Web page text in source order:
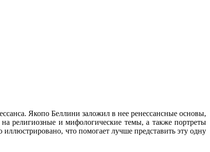
Якопо Беллини заложил в нее ренессансные основы,
религиозные и мифологические темы, а также портреты
что помогает лучше представить эту одну